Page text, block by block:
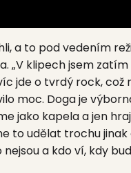
a to pod vedením
klipech jsem
o tvrdý rock, což
moc. Doga je
jako kapela a jen
to udělat trochu
a kdo ví, kdy